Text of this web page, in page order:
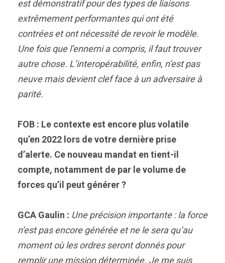
est démonstratif pour des types de liaisons
extrêmement performantes qui ont été
contrées et ont nécessité de revoir le modèle.
Une fois que l’ennemi a compris, il faut trouver
autre chose. L’interopérabilité, enfin, n’est pas
neuve mais devient clef face à un adversaire à
parité.
FOB : Le contexte est encore plus volatile
qu’en 2022 lors de votre dernière prise
d’alerte. Ce nouveau mandat en tient-il
compte, notamment de par le volume de
forces qu’il peut générer ?
GCA Gaulin : Une précision importante : la force
n’est pas encore générée et ne le sera qu’au
moment où les ordres seront donnés pour
remplir une mission déterminée. Je me suis